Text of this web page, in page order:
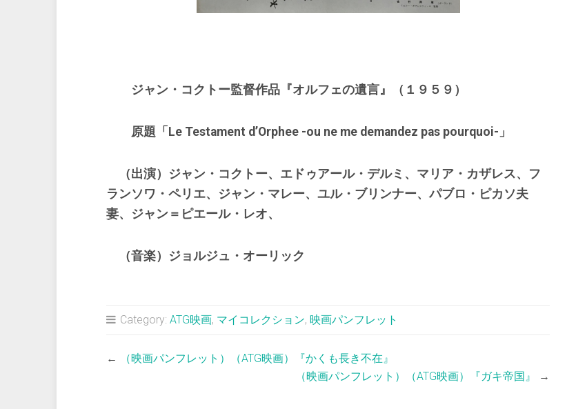
ジャン・コクトー監督作品『オルフェの遺言』（１９５９）
原題「Le Testament d’Orphee -ou ne me demandez pas pourquoi-」
（出演）ジャン・コクトー、エドゥアール・デルミ、マリア・カザレス、フ
ランソワ・ペリエ、ジャン・マレー、ユル・ブリンナー、パブロ・ピカソ夫
妻、ジャン＝ピエール・レオ、
（音楽）ジョルジュ・オーリック
Category: ATG映画, マイコレクション, 映画パンフレット
←
（映画パンフレット）（ATG映画）『かくも長き不在』
（映画パンフレット）（ATG映画）『ガキ帝国』
→